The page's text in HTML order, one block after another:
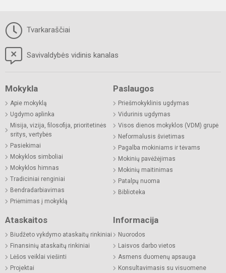
Tvarkaraščiai
Savivaldybės vidinis kanalas
Mokykla
Apie mokyklą
Ugdymo aplinka
Misija, vizija, filosofija, prioritetinės
sritys, vertybės
Pasiekimai
Mokyklos simboliai
Mokyklos himnas
Tradiciniai renginiai
Bendradarbiavimas
Priėmimas į mokyklą
Paslaugos
Priešmokyklinis ugdymas
Vidurinis ugdymas
Visos dienos mokyklos (VDM) grupė
Neformalusis švietimas
Pagalba mokiniams ir tėvams
Mokinių pavėžėjimas
Mokinių maitinimas
Patalpų nuoma
Biblioteka
Ataskaitos
Biudžeto vykdymo ataskaitų rinkiniai
Finansinių ataskaitų rinkiniai
Lėšos veiklai viešinti
Projektai
Informacija
Nuorodos
Laisvos darbo vietos
Asmens duomenų apsauga
Konsultavimasis su visuomene